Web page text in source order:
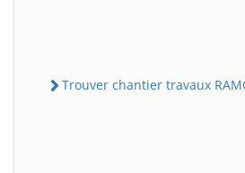
Trouver chantier travaux